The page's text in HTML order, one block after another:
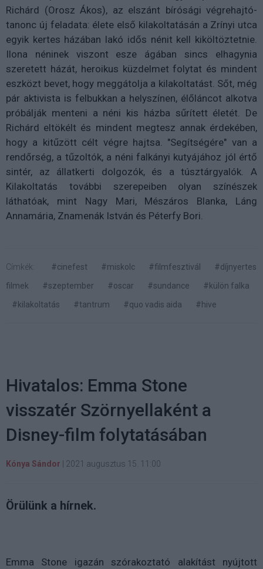
Richárd (Orosz Ákos), az elszánt bírósági végrehajtó-
tanonc új feladata: élete első kilakoltatásán a Zrínyi utca
egyik kertes házában lakó idős nénit kell kiköltöztetnie.
Ilona néninek viszont esze ágában sincs elhagynia
szeretett házát, heroikus küzdelmet folytat és mindent
eszközt bevet, hogy meggátolja a kilakoltatást. Sőt, még
pár aktivista is felbukkan a helyszínen, élőláncot alkotva
próbálják menteni a néni kis házba sűrített életét. De
Richárd eltökélt és mindent megtesz annak érdekében,
hogy a kitűzött célt végre hajtsa. "Segítségére" van a
rendőrség, a tűzoltók, a néni falkányi kutyájához jól értő
sintér, az állatkerti dolgozók, és a túsztárgyalók. A
Kilakoltatás további szerepeiben olyan színészek
láthatóak, mint Nagy Mari, Mészáros Blanka, Láng
Annamária, Znamenák István és Péterfy Bori.
Címkék: #cinefest #miskolc #filmfesztivál
#díjnyertes
filmek
#szeptember #oscar #sundance
#külön falka
#kilakoltatás
#tantrum #quo vadis aida #hive
Hivatalos: Emma Stone
visszatér Szörnyellaként a
Disney-film folytatásában
Kónya Sándor 2021 augusztus 15. 11:00
Örülünk a hírnek.
Emma Stone igazán szórakoztató alakítást nyújtott